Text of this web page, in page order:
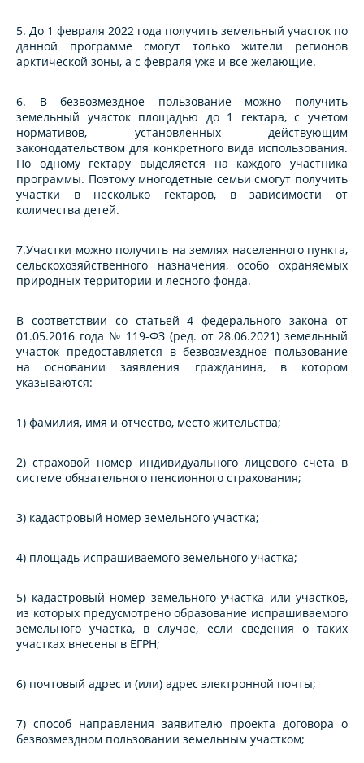
5. До 1 февраля 2022 года получить земельный участок по
данной программе смогут только жители регионов
арктической зоны, а с февраля уже и все желающие.
6. В безвозмездное пользование можно получить
земельный участок площадью до 1 гектара, с учетом
нормативов, установленных действующим
законодательством для конкретного вида использования.
По одному гектару выделяется на каждого участника
программы. Поэтому многодетные семьи смогут получить
участки в несколько гектаров, в зависимости от
количества детей.
7.Участки можно получить на землях населенного пункта,
сельскохозяйственного назначения, особо охраняемых
природных территории и лесного фонда.
В соответствии со статьей 4 федерального закона от
01.05.2016 года № 119-ФЗ (ред. от 28.06.2021) земельный
участок предоставляется в безвозмездное пользование
на основании заявления гражданина, в котором
указываются:
1) фамилия, имя и отчество, место жительства;
2) страховой номер индивидуального лицевого счета в
системе обязательного пенсионного страхования;
3) кадастровый номер земельного участка;
4) площадь испрашиваемого земельного участка;
5) кадастровый номер земельного участка или участков,
из которых предусмотрено образование испрашиваемого
земельного участка, в случае, если сведения о таких
участках внесены в ЕГРН;
6) почтовый адрес и (или) адрес электронной почты;
7) способ направления заявителю проекта договора о
безвозмездном пользовании земельным участком;